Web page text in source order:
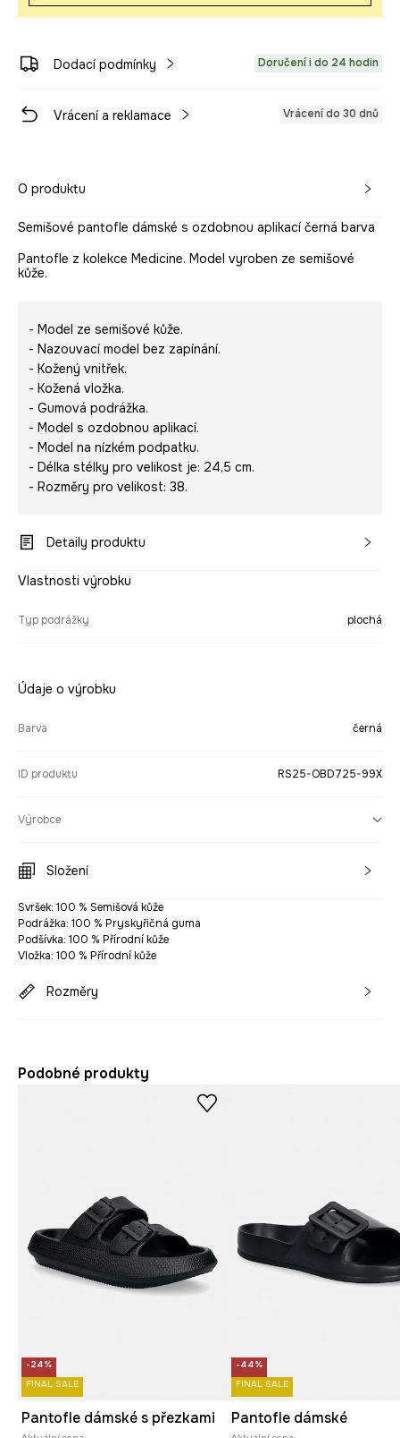
Dodací podmínky Doručení i do 24 hodin
Vrácení a reklamace Vrácení do 30 dnů
O produktu
Semišové pantofle dámské s ozdobnou aplikací černá barva
Pantofle z kolekce Medicine. Model vyroben ze semišové
kůže.
- Model ze semišové kůže.
- Nazouvací model bez zapínání.
- Kožený vnitřek.
- Kožená vložka.
- Gumová podrážka.
- Model s ozdobnou aplikací.
- Model na nízkém podpatku.
- Délka stélky pro velikost je: 24,5 cm.
- Rozměry pro velikost: 38.
Detaily produktu
Vlastnosti výrobku
Typ podrážky plochá
Údaje o výrobku
Barva černá
ID produktu RS25-OBD725-99X
Výrobce
Složení
Svršek: 100 % Semišová kůže
Podrážka: 100 % Pryskyřičná guma
Podšívka: 100 % Přírodní kůže
Vložka: 100 % Přírodní kůže
Rozměry
Podobné produkty
-24%
FINAL SALE
Pantofle dámské s přezkami
-44%
FINAL SALE
Pantofle dámské